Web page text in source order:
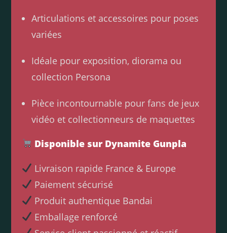
Articulations et accessoires pour poses
variées
Idéale pour exposition, diorama ou
collection Persona
Pièce incontournable pour fans de jeux
vidéo et collectionneurs de maquettes
Disponible sur Dynamite Gunpla
Livraison rapide France & Europe
Paiement sécurisé
Produit authentique Bandai
Emballage renforcé